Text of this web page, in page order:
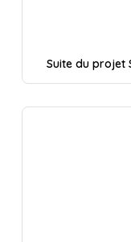
Suite du projet